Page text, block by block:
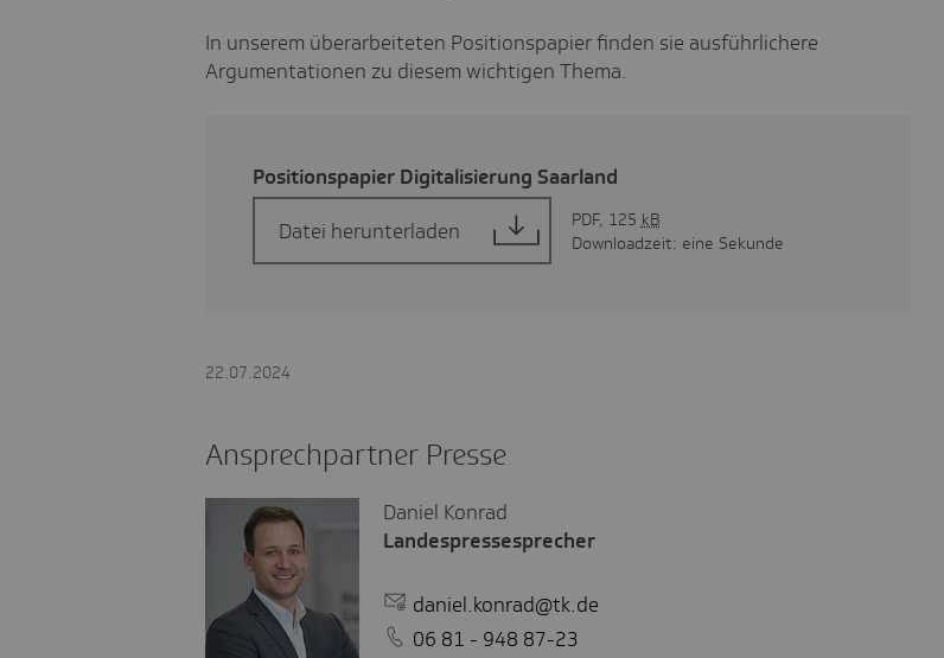
In unserem überarbeiteten Positionspapier finden sie ausführlichere
Argumentationen zu diesem wichtigen Thema.
Posi­ti­ons­pa­pier Digi­ta­li­sie­rung Saar­land
Datei herunterladen PDF, 125 kB
Downloadzeit: eine Sekunde
22.07.2024
Ansprechpartner Presse
Daniel Konrad
Landespressesprecher
daniel.konrad@tk.de
06 81 - 948 87-23